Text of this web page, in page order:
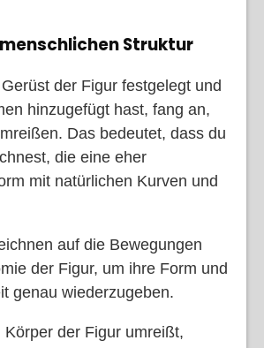
Struktur
der Figur festgelegt und
hinzugefügt hast, fang an,
Das bedeutet, dass du
die eine eher
mit natürlichen Kurven und
auf die Bewegungen
der Figur, um ihre Form und
genau wiederzugeben.
Körper der Figur umreißt,